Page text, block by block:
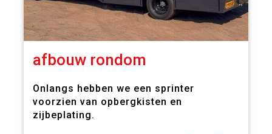
afbouw rondom
Onlangs hebben we een sprinter
voorzien van opbergkisten en
zijbeplating.